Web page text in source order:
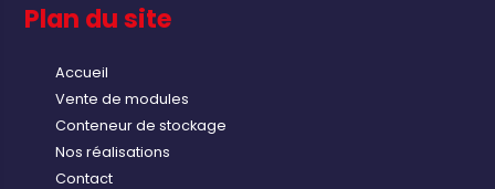
Plan du site
Accueil
Vente de modules
Conteneur de stockage
Nos réalisations
Contact